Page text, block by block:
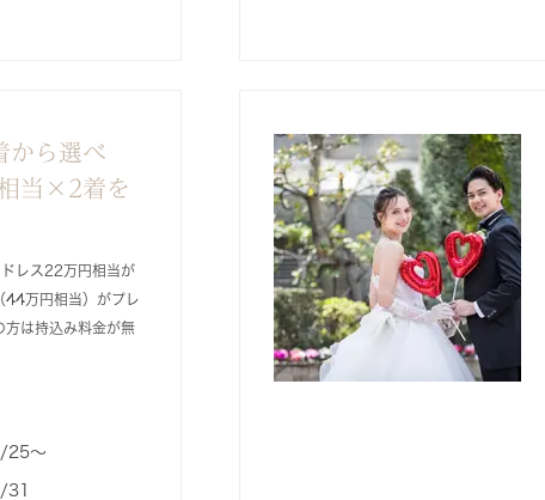
から選べ
当×2着を
レス22万円相当が
万円相当）がプレ
は持込み料金が無
25〜